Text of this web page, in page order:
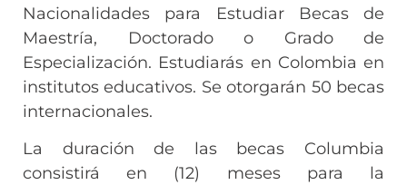
Nacionalidades para Estudiar Becas de
Maestría, Doctorado o Grado de
Especialización. Estudiarás en Colombia en
institutos educativos. Se otorgarán 50 becas
internacionales.
La duración de las becas Columbia
consistirá en (12) meses para la